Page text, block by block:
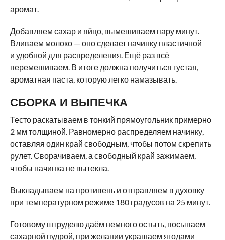
аромат.
Добавляем сахар и яйцо, вымешиваем пару минут.
Вливаем молоко — оно сделает начинку пластичной
и удобной для распределения. Ещё раз всё
перемешиваем. В итоге должна получиться густая,
ароматная паста, которую легко намазывать.
СБОРКА И ВЫПЕЧКА
Тесто раскатываем в тонкий прямоугольник примерно
2 мм толщиной. Равномерно распределяем начинку,
оставляя один край свободным, чтобы потом скрепить
рулет. Сворачиваем, а свободный край зажимаем,
чтобы начинка не вытекла.
Выкладываем на противень и отправляем в духовку
при температурном режиме 180 градусов на 25 минут.
Готовому штруделю даём немного остыть, посыпаем
сахарной пудрой, при желании украшаем ягодами